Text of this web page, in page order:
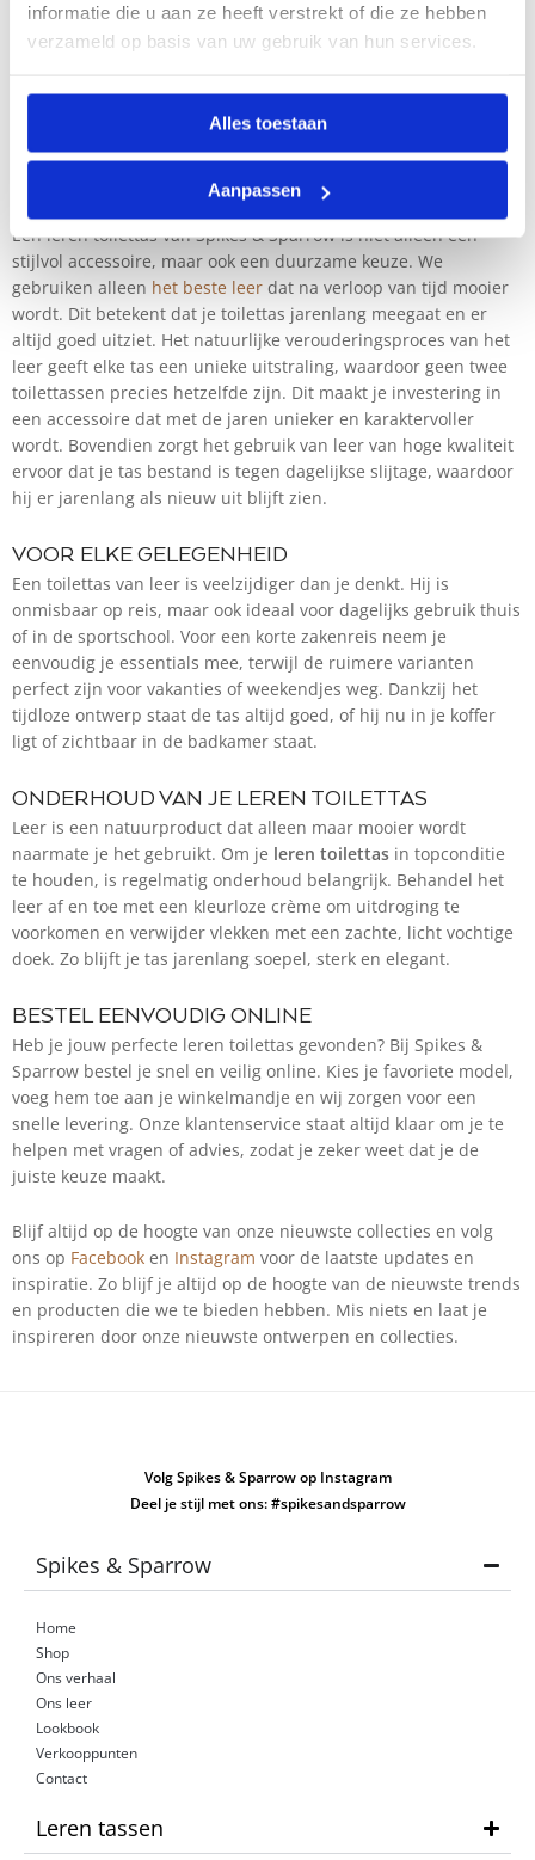
informatie die u aan ze heeft verstrekt of die ze hebben
verzameld op basis van uw gebruik van hun services.
Alles toestaan
Aanpassen
perfect passen bij een zakelijke of sportieve levensstijl.
warme tint brandy of bruin, een toilettas van leer is altijd een
stijlvolle aanvulling op je reisaccessoires.
DUURZAAM EN STIJLVOL LEER
Een leren toilettas van Spikes & Sparrow is niet alleen een
stijlvol accessoire, maar ook een duurzame keuze. We
gebruiken alleen het beste leer dat na verloop van tijd mooier
wordt. Dit betekent dat je toilettas jarenlang meegaat en er
altijd goed uitziet. Het natuurlijke verouderingsproces van het
leer geeft elke tas een unieke uitstraling, waardoor geen twee
toilettassen precies hetzelfde zijn. Dit maakt je investering in
een accessoire dat met de jaren unieker en karaktervoller
wordt. Bovendien zorgt het gebruik van leer van hoge kwaliteit
ervoor dat je tas bestand is tegen dagelijkse slijtage, waardoor
hij er jarenlang als nieuw uit blijft zien.
VOOR ELKE GELEGENHEID
Een toilettas van leer is veelzijdiger dan je denkt. Hij is
onmisbaar op reis, maar ook ideaal voor dagelijks gebruik thuis
of in de sportschool. Voor een korte zakenreis neem je
eenvoudig je essentials mee, terwijl de ruimere varianten
perfect zijn voor vakanties of weekendjes weg. Dankzij het
tijdloze ontwerp staat de tas altijd goed, of hij nu in je koffer
ligt of zichtbaar in de badkamer staat.
ONDERHOUD VAN JE LEREN TOILETTAS
Leer is een natuurproduct dat alleen maar mooier wordt
naarmate je het gebruikt. Om je leren toilettas in topconditie
te houden, is regelmatig onderhoud belangrijk. Behandel het
leer af en toe met een kleurloze crème om uitdroging te
voorkomen en verwijder vlekken met een zachte, licht vochtige
doek. Zo blijft je tas jarenlang soepel, sterk en elegant.
BESTEL EENVOUDIG ONLINE
Heb je jouw perfecte leren toilettas gevonden? Bij Spikes &
Sparrow bestel je snel en veilig online. Kies je favoriete model,
voeg hem toe aan je winkelmandje en wij zorgen voor een
snelle levering. Onze klantenservice staat altijd klaar om je te
helpen met vragen of advies, zodat je zeker weet dat je de
juiste keuze maakt.
Blijf altijd op de hoogte van onze nieuwste collecties en volg
ons op Facebook en Instagram voor de laatste updates en
inspiratie. Zo blijf je altijd op de hoogte van de nieuwste trends
en producten die we te bieden hebben. Mis niets en laat je
inspireren door onze nieuwste ontwerpen en collecties.
Volg Spikes & Sparrow op Instagram
Deel je stijl met ons: #spikesandsparrow
Spikes & Sparrow
Home
Shop
Ons verhaal
Ons leer
Lookbook
Verkooppunten
Contact
Leren tassen